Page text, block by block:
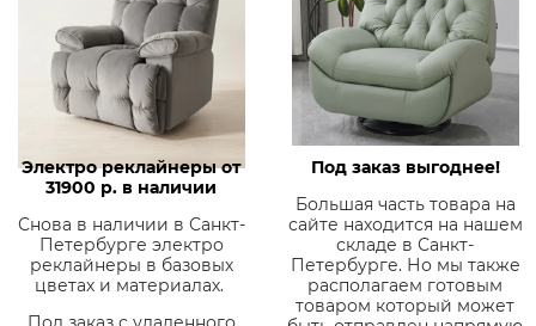
Электро реклайнеры от
31900 р. в наличии
Снова в наличии в Санкт-
Петербурге электро
реклайнеры в базовых
цветах и материалах.
Под заказ выгоднее!
Большая часть товара на
сайте находится на нашем
складе в Санкт-
Петербурге. Но мы также
располагаем готовым
товаром который может